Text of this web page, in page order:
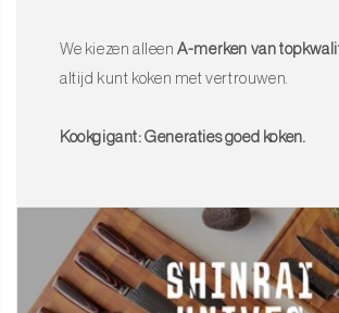
We kiezen alleenA-merken van
altijd kunt koken met vertrouwen.
Kookgigant: Generaties goed koken.